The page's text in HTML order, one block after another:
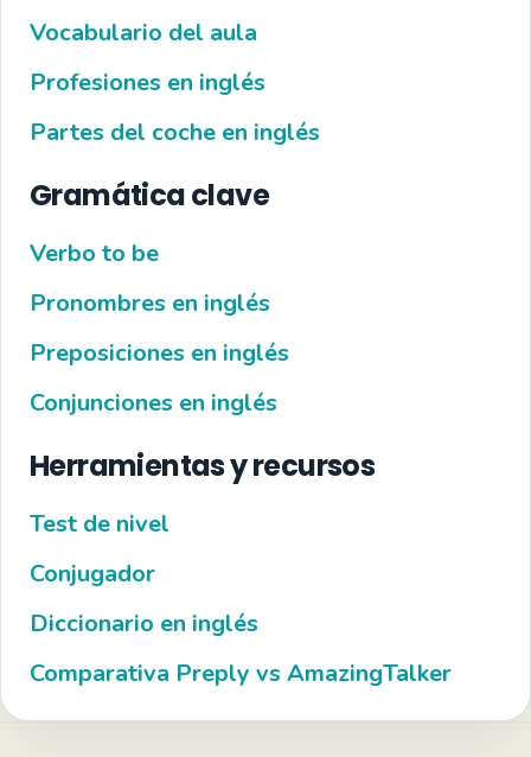
Vocabulario del aula
Profesiones en inglés
Partes del coche en inglés
Gramática clave
Verbo to be
Pronombres en inglés
Preposiciones en inglés
Conjunciones en inglés
Herramientas y recursos
Test de nivel
Conjugador
Diccionario en inglés
Comparativa Preply vs AmazingTalker